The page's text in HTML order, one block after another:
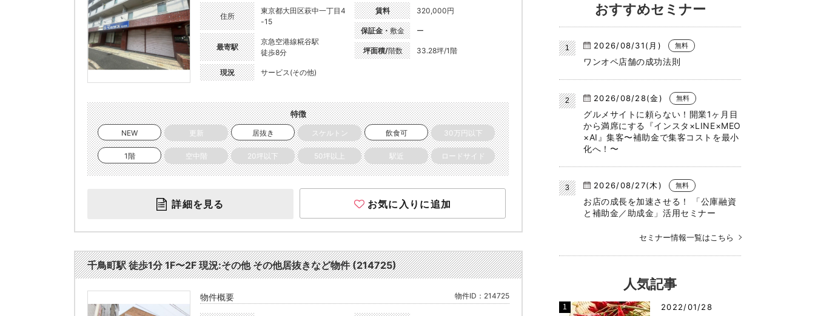
住所
東京都大田区萩中一丁目4
-15
最寄駅
京急空港線糀谷駅
徒歩8分
現況 サービス(その他)
賃料 320,000円
保証金・敷金 ー
坪面積/階数 33.28坪/1階
特徴
NEW 更新 居抜き スケルトン 飲食可 30万円以下
1階 空中階 20坪以下 50坪以上 駅近 ロードサイド
詳細を見る お気に入りに追加
千鳥町駅 徒歩1分 1F〜2F 現況:その他 その他居抜きなど物件 (214725)
物件概要 物件ID：214725
おすすめセミナー
2026/08/31(月) 無料
ワンオペ店舗の成功法則
2026/08/28(金) 無料
グルメサイトに頼らない！開業1ヶ月目
から満席にする『インスタ×LINE×MEO
×AI』集客〜補助金で集客コストを最小
化へ！〜
2026/08/27(木) 無料
お店の成長を加速させる！ 「公庫融資
と補助金／助成金」活用セミナー
セミナー情報一覧はこちら
人気記事
2022/01/28